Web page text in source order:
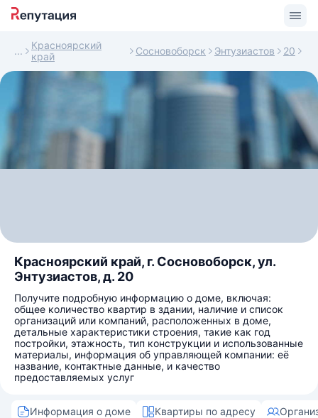
Красноярский
край
Сосновоборск Энтузиастов 20
Красноярский край, г. Сосновоборск, ул.
Энтузиастов, д. 20
Получите подробную информацию о доме, включая:
общее количество квартир в здании, наличие и список
организаций или компаний, расположенных в доме,
детальные характеристики строения, такие как год
постройки, этажность, тип конструкции и использованные
материалы, информация об управляющей компании: её
название, контактные данные, и качество
предоставляемых услуг
Информация о доме Квартиры по адресу